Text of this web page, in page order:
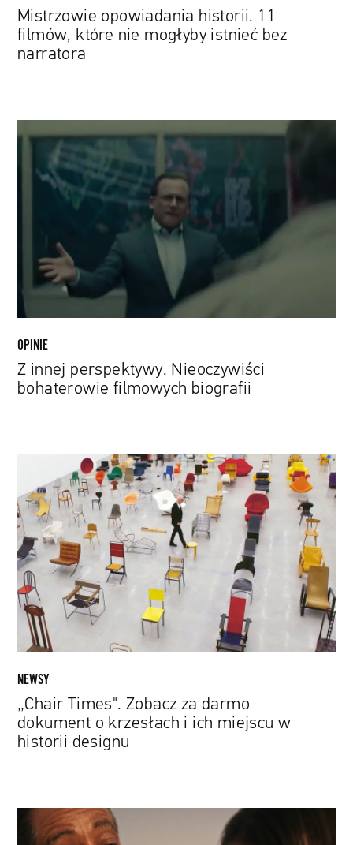
Mistrzowie opowiadania historii. 11
filmów, które nie mogłyby istnieć bez
narratora
perspektywy.
Nieoczywiści
OPINIE
Z innej perspektywy. Nieoczywiści
bohaterowie filmowych biografii
Zobacz
za
darmo
dokument
krzesłach
miejscu
w
designu
NEWSY
„Chair Times". Zobacz za darmo
dokument o krzesłach i ich miejscu w
historii designu